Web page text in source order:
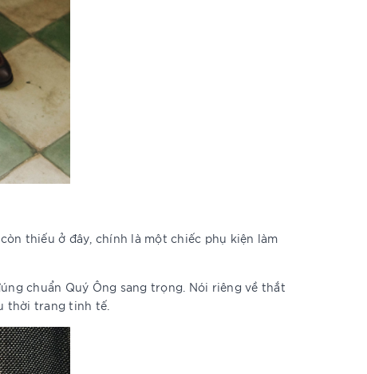
thiếu ở đây, chính là một chiếc phụ kiện làm
chuẩn Quý Ông sang trọng. Nói riêng về thắt
thời trang tinh tế.